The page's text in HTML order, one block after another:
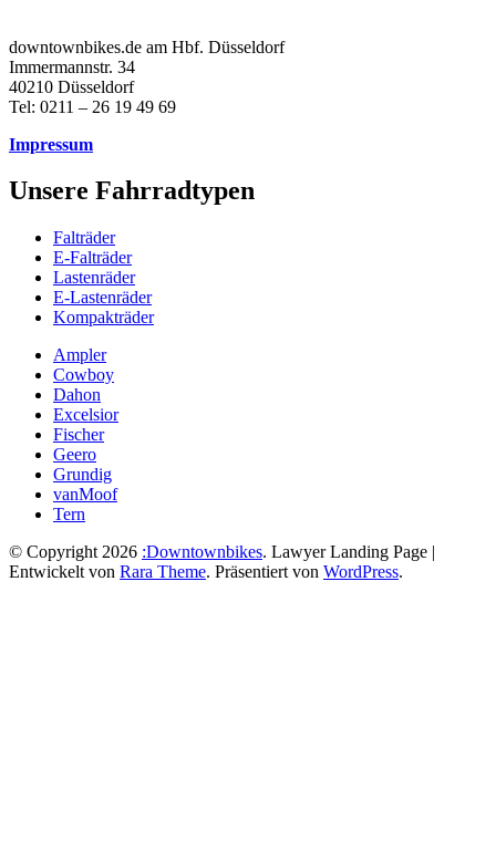
downtownbikes.de am Hbf. Düsseldorf
Immermannstr. 34
40210 Düsseldorf
Tel: 0211 – 26 19 49 69
Impressum
Unsere Fahrradtypen
Falträder
E-Falträder
Lastenräder
E-Lastenräder
Kompakträder
Ampler
Cowboy
Dahon
Excelsior
Fischer
Geero
Grundig
vanMoof
Tern
© Copyright 2026 :Downtownbikes. Lawyer Landing Page |
Entwickelt von Rara Theme. Präsentiert von WordPress.